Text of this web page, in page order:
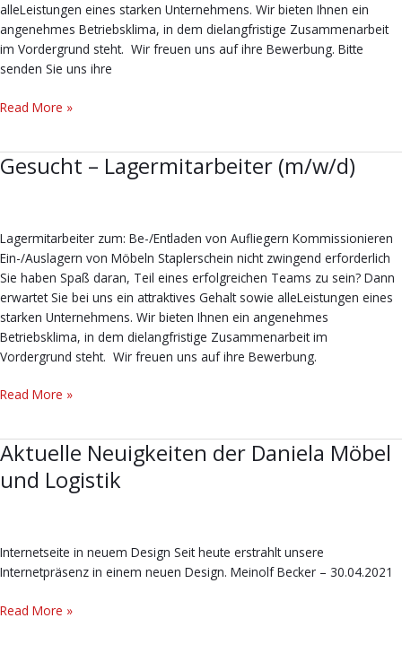
alleLeistungen eines starken Unternehmens. Wir bieten Ihnen ein
angenehmes Betriebsklima, in dem dielangfristige Zusammenarbeit
im Vordergrund steht. Wir freuen uns auf ihre Bewerbung. Bitte
senden Sie uns ihre
Read More »
Gesucht – Lagermitarbeiter (m/w/d)
Lagermitarbeiter zum: Be-/Entladen von Aufliegern Kommissionieren
Ein-/Auslagern von Möbeln Staplerschein nicht zwingend erforderlich
Sie haben Spaß daran, Teil eines erfolgreichen Teams zu sein? Dann
erwartet Sie bei uns ein attraktives Gehalt sowie alleLeistungen eines
starken Unternehmens. Wir bieten Ihnen ein angenehmes
Betriebsklima, in dem dielangfristige Zusammenarbeit im
Vordergrund steht. Wir freuen uns auf ihre Bewerbung.
Gesucht
Read More »
Aktuelle Neuigkeiten der Daniela Möbel
und Logistik
Internetseite in neuem Design Seit heute erstrahlt unsere
Internetpräsenz in einem neuen Design. Meinolf Becker – 30.04.2021
Aktuelle
Neuigkeiten
der
und
Logistik
Read More »